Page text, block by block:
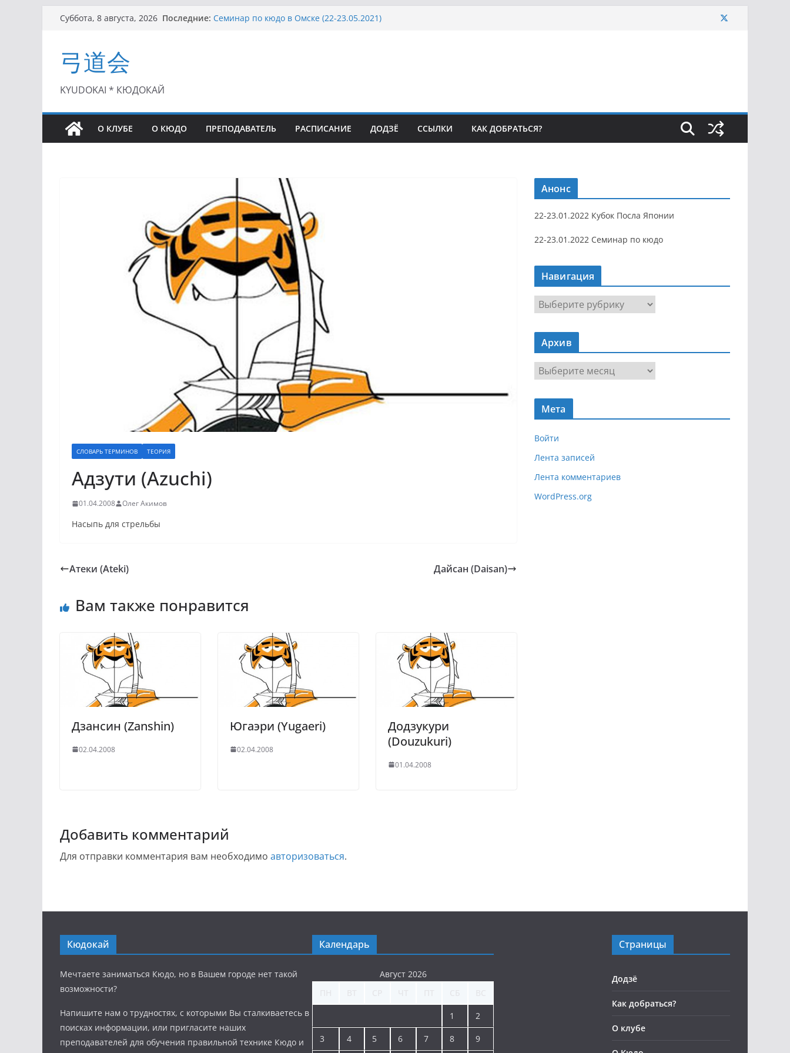
Перейти
Суббота, 8 августа, 2026 Последние: Семинар по кюдо в Омске (22-23.05.2021)
弓道会
KYUDOKAI * КЮДОКАЙ
О КЛУБЕ О КЮДО ПРЕПОДАВАТЕЛЬ РАСПИСАНИЕ ДОДЗЁ ССЫЛКИ КАК ДОБРАТЬСЯ?
СЛОВАРЬ ТЕРМИНОВ ТЕОРИЯ
Адзути (Azuchi)
01.04.2008 Олег Акимов
Насыпь для стрельбы
Атеки (Ateki) Дайсан (Daisan)
Вам также понравится
Дзансин (Zanshin)
02.04.2008
Югаэри (Yugaeri)
02.04.2008
Додзукури
(Douzukuri)
01.04.2008
Добавить комментарий
Для отправки комментария вам необходимо авторизоваться.
Анонс
22-23.01.2022 Кубок Посла Японии
22-23.01.2022 Семинар по кюдо
Навигация
Н
а
в
г
я
Архив
р
х
Мета
Войти
Лента записей
Лента комментариев
WordPress.org
Кюдокай
Мечтаете заниматься Кюдо, но в Вашем городе нет такой
возможности?
Напишите нам о трудностях, с которыми Вы сталкиваетесь в
поисках информации, или пригласите наших
преподавателей для обучения правильной технике Кюдо и
Календарь
Август 2026
1 2
3 4 5 6 7 8 9
Страницы
Додзё
Как добраться?
О клубе